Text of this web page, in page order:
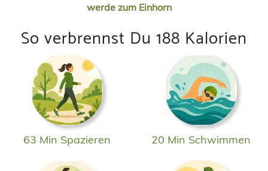
werde zum Einhorn
So verbrennst Du 188 Kalorien
63 Min Spazieren 20 Min Schwimmen